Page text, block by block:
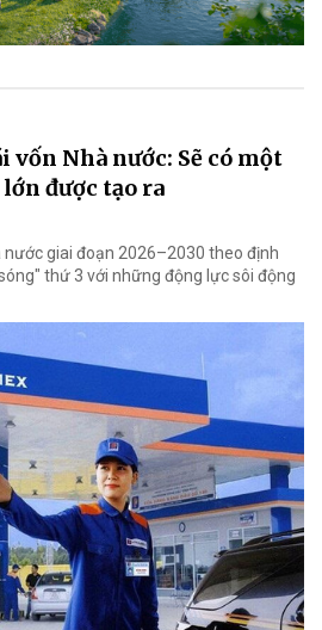
vốn Nhà nước: Sẽ có một
được tạo ra
nước giai đoạn 2026–2030 theo định
thứ 3 với những động lực sôi động